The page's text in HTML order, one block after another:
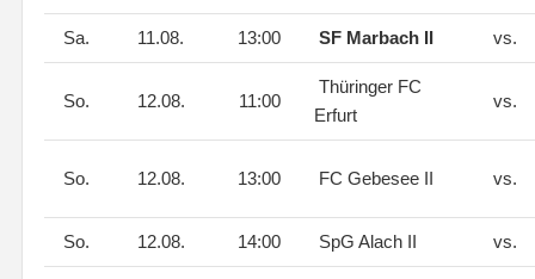
Sa. 11.08. 13:00 SF Marbach II vs.
So. 12.08. 11:00
Thüringer FC
Erfurt
vs.
So. 12.08. 13:00 FC Gebesee II vs.
So. 12.08. 14:00 SpG Alach II vs.